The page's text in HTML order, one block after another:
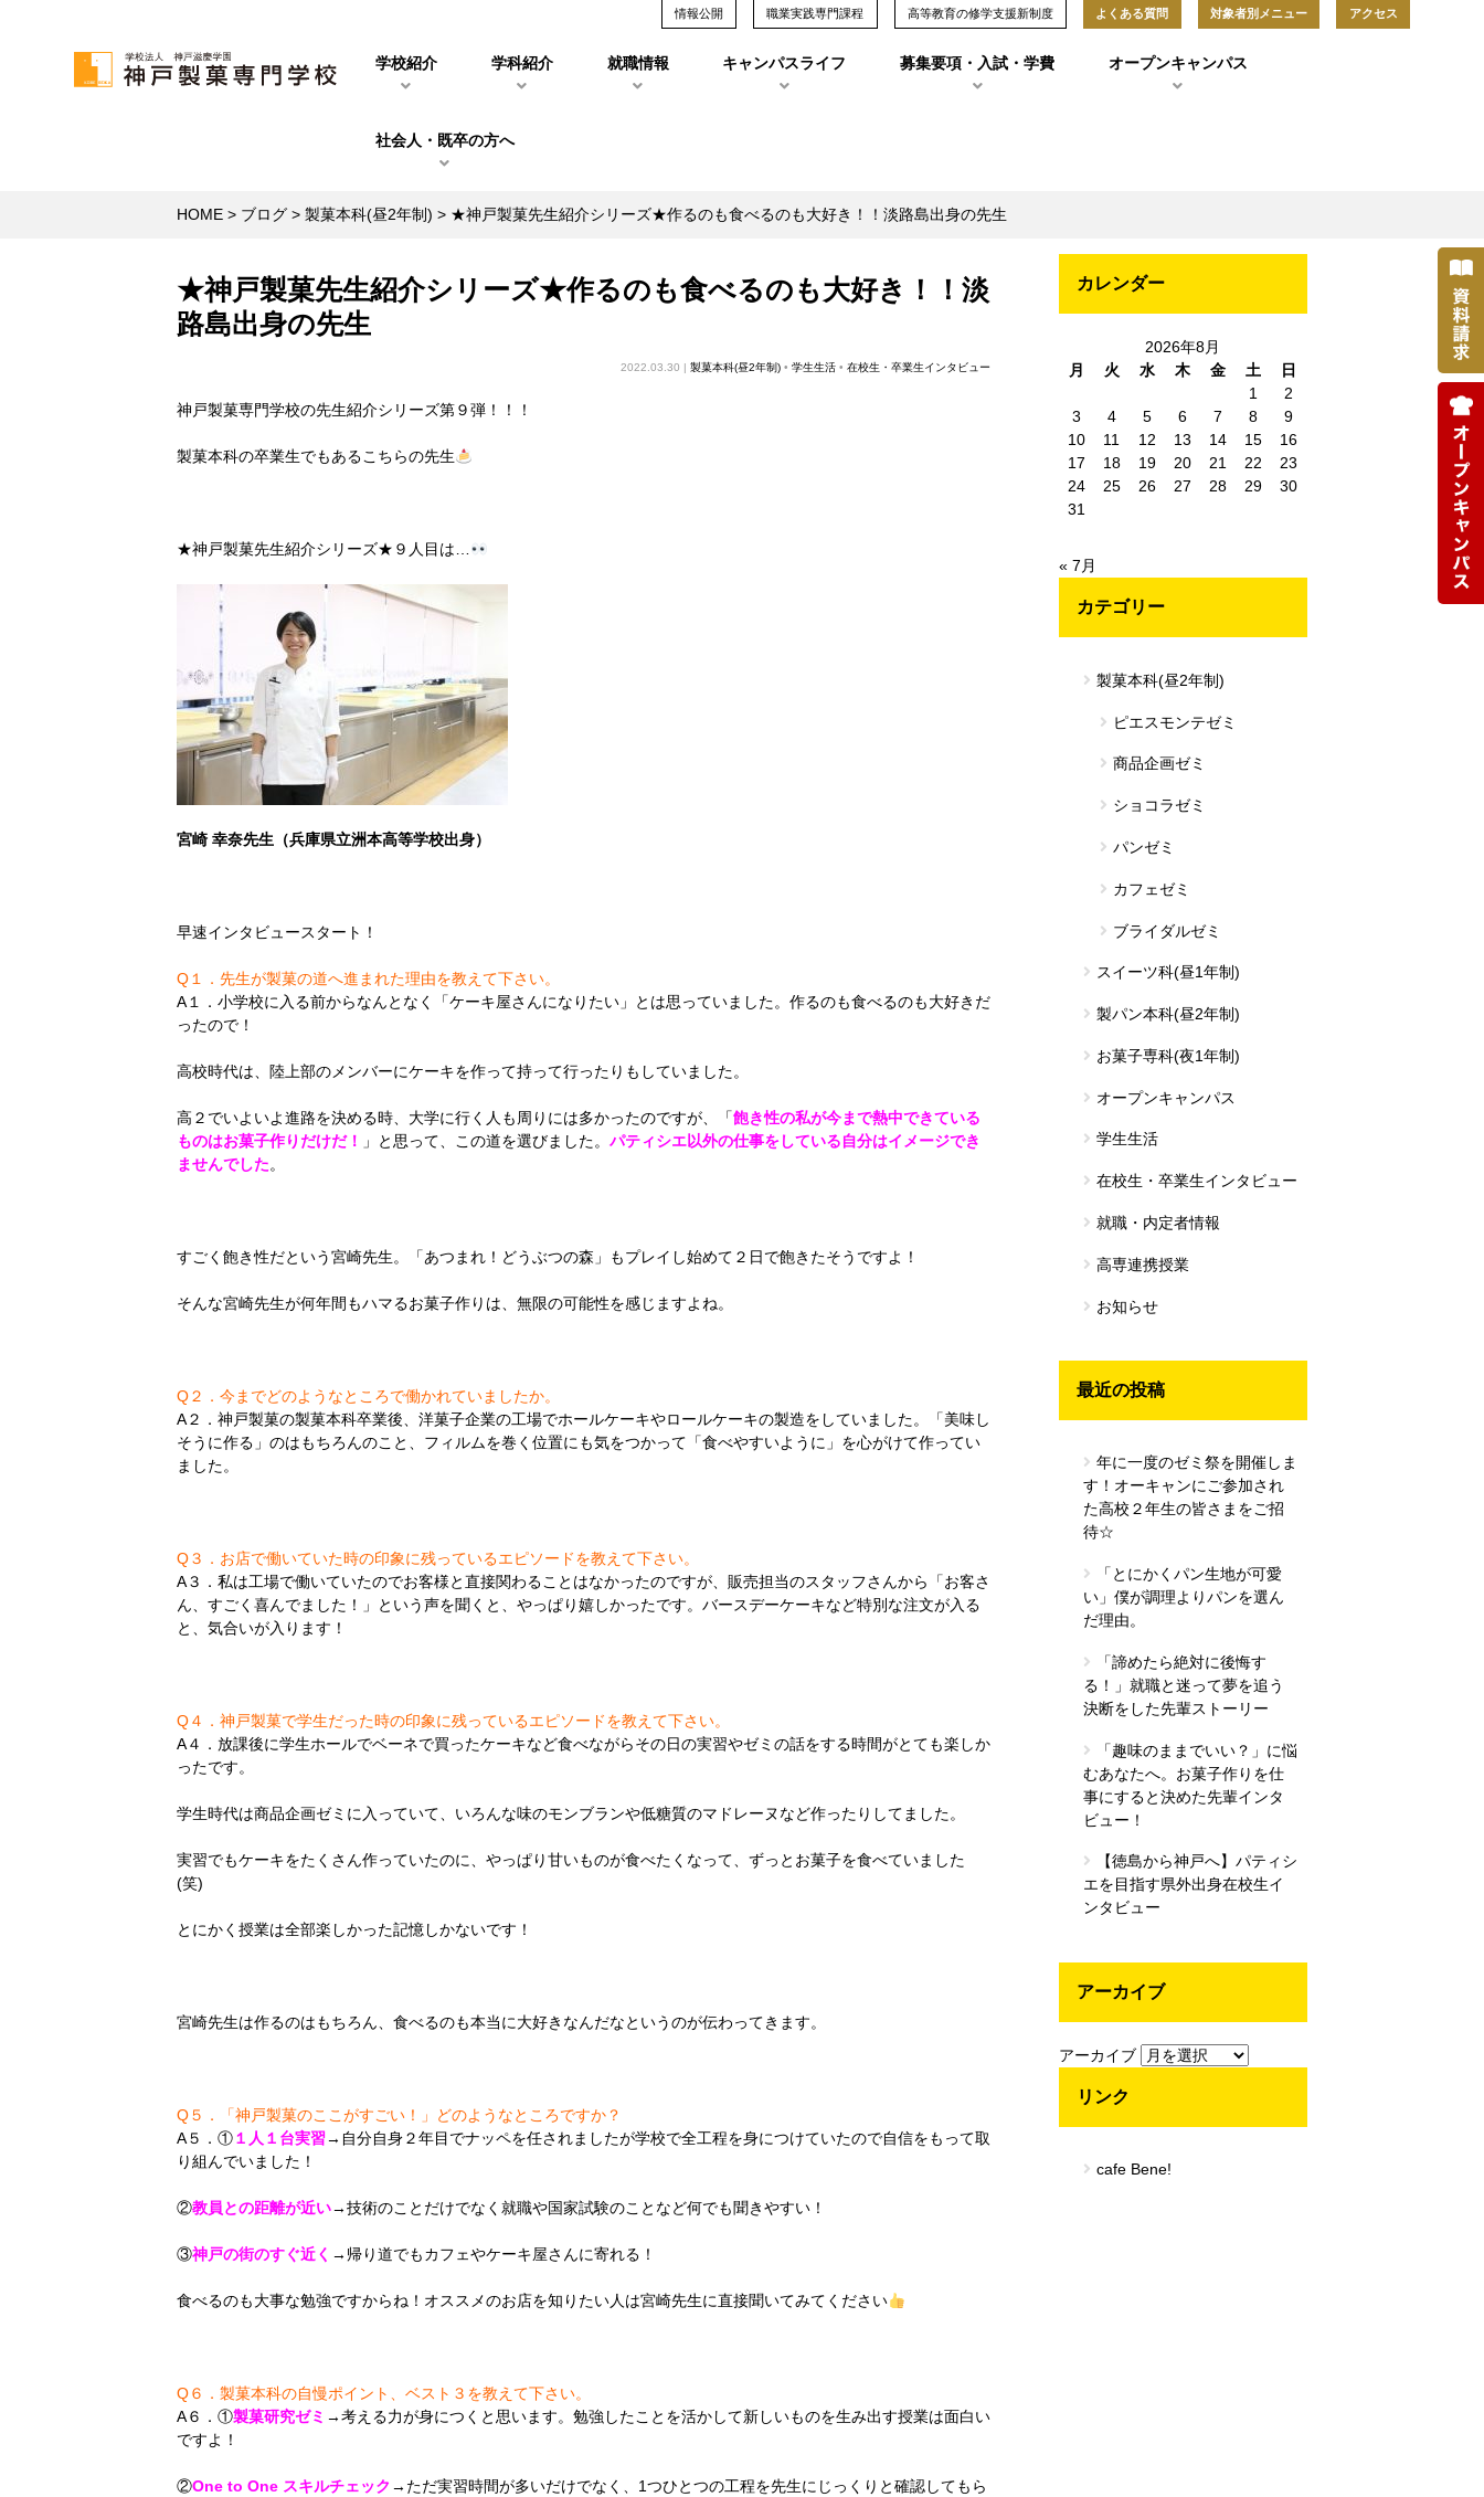
情報公開 職業実践専門課程 高等教育の修学支援新制度 よくある質問 対象者別メニュー アクセス
学校紹介 学科紹介 就職情報 キャンパスライフ 募集要項・入試・学費 オープンキャンパス
社会人・既卒の方へ
HOME > ブログ >製菓本科(昼2年制) > ★神戸製菓先生紹介シリーズ★作るのも食べるのも大好き！！淡路島出身の先生
★神戸製菓先生紹介シリーズ★作るのも食べるのも大好き！！淡
路島出身の先生
2022.03.30 |製菓本科(昼2年制) •学生生活 •在校生・卒業生インタビュー
神戸製菓専門学校の先生紹介シリーズ第９弾！！！
製菓本科の卒業生でもあるこちらの先生
★神戸製菓先生紹介シリーズ★９人目は…
宮崎 幸奈先生（兵庫県立洲本高等学校出身）
早速インタビュースタート！
Q１．先生が製菓の道へ進まれた理由を教えて下さい。
A１．小学校に入る前からなんとなく「ケーキ屋さんになりたい」とは思っていました。作るのも食べるのも大好きだ
ったので！
高校時代は、陸上部のメンバーにケーキを作って持って行ったりもしていました。
高２でいよいよ進路を決める時、大学に行く人も周りには多かったのですが、「飽き性の私が今まで熱中できている
ものはお菓子作りだけだ！
」と思って、この道を選びました。パティシエ以外の仕事をしている自分はイメージでき
ませんでした。
すごく飽き性だという宮崎先生。「あつまれ！どうぶつの森」もプレイし始めて２日で飽きたそうですよ！
そんな宮崎先生が何年間もハマるお菓子作りは、無限の可能性を感じますよね。
Q２．今までどのようなところで働かれていましたか。
A２．神戸製菓の製菓本科卒業後、洋菓子企業の工場でホールケーキやロールケーキの製造をしていました。「美味し
そうに作る」のはもちろんのこと、フィルムを巻く位置にも気をつかって「食べやすいように」を心がけて作ってい
ました。
Q３．お店で働いていた時の印象に残っているエピソードを教えて下さい。
A３．私は工場で働いていたのでお客様と直接関わることはなかったのですが、販売担当のスタッフさんから「お客さ
ん、すごく喜んでました！」という声を聞くと、やっぱり嬉しかったです。バースデーケーキなど特別な注文が入る
と、気合いが入ります！
Q４．神戸製菓で学生だった時の印象に残っているエピソードを教えて下さい。
A４．放課後に学生ホールでベーネで買ったケーキなど食べながらその日の実習やゼミの話をする時間がとても楽しか
ったです。
学生時代は商品企画ゼミに入っていて、いろんな味のモンブランや低糖質のマドレーヌなど作ったりしてました。
実習でもケーキをたくさん作っていたのに、やっぱり甘いものが食べたくなって、ずっとお菓子を食べていました
(笑)
とにかく授業は全部楽しかった記憶しかないです！
宮崎先生は作るのはもちろん、食べるのも本当に大好きなんだなというのが伝わってきます。
Q５．「神戸製菓のここがすごい！」どのようなところですか？
A５．①１人１台実習→自分自身２年目でナッペを任されましたが学校で全工程を身につけていたので自信をもって取
り組んでいました！
②教員との距離が近い→技術のことだけでなく就職や国家試験のことなど何でも聞きやすい！
③神戸の街のすぐ近く →帰り道でもカフェやケーキ屋さんに寄れる！
食べるのも大事な勉強ですからね！オススメのお店を知りたい人は宮崎先生に直接聞いてみてください
Q６．製菓本科の自慢ポイント、ベスト３を教えて下さい。
A６．①製菓研究ゼミ →考える力が身につくと思います。勉強したことを活かして新しいものを生み出す授業は面白い
ですよ！
②One to One スキルチェック →ただ実習時間が多いだけでなく、1つひとつの工程を先生にじっくりと確認してもら
カレンダー
2026年8月
月
火 水 木 金 土
日
1
2
3
4 5 6 7 8
9
10
11 12 13 14 15
16
17
18 19 20 21 22
23
24
25 26 27 28 29
30
31
« 7月
カテゴリー
製菓本科(昼2年制)
ピエスモンテゼミ
商品企画ゼミ
ショコラゼミ
パンゼミ
カフェゼミ
ブライダルゼミ
スイーツ科(昼1年制)
製パン本科(昼2年制)
お菓子専科(夜1年制)
オープンキャンパス
学生生活
在校生・卒業生インタビュー
就職・内定者情報
高専連携授業
お知らせ
最近の投稿
年に一度のゼミ祭を開催しま
す！オーキャンにご参加され
た高校２年生の皆さまをご招
待☆
「とにかくパン生地が可愛
い」僕が調理よりパンを選ん
だ理由。
「諦めたら絶対に後悔す
る！」就職と迷って夢を追う
決断をした先輩ストーリー
「趣味のままでいい？」に悩
むあなたへ。お菓子作りを仕
事にすると決めた先輩インタ
ビュー！
【徳島から神戸へ】パティシ
エを目指す県外出身在校生イ
ンタビュー
アーカイブ
アーカイブ
リンク
cafe Bene!